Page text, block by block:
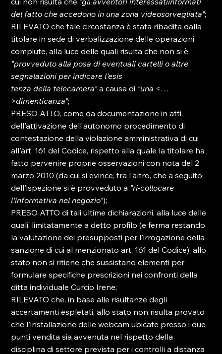
del fatto che accedono in una zona videosorvegliata";
RILEVATO che tale circostanza è stata ribadita dalla
titolare in sede di verbalizzazione delle operazioni
compiute, alla luce delle quali risulta che non si è
"provveduto alla posa di eventuali cartelli o altre
segnalazioni per indicare l'esis
tenza della telecamera" a causa di "una <…
>dimenticanza";
PRESO ATTO, come da documentazione in atti,
dell'attivazione dell'autonomo procedimento di
contestazione della violazione amministrativa di cui
all'art. 161 del Codice, rispetto alla quale la titolare ha
fatto pervenire proprie osservazioni con nota del 2
marzo 2010 (da cui si evince, tra l'altro, che a seguito
dell'ispezione si è provveduto a "ri-collocare
l'informativa nel negozio");
PRESO ATTO di tali ultime dichiarazioni, alla luce delle
quali, limitatamente a detto profilo (e ferma restando
la valutazione dei presupposti per l'irrogazione della
sanzione di cui al menzionato art. 161 del Codice), allo
stato non si ritiene che sussistano elementi per
formulare specifiche prescrizioni nei confronti della
ditta individuale Curcio Irene;
RILEVATO che, in base alle risultanze degli
accertamenti espletati, allo stato non risulta provato
che l'installazione delle webcam ubicate presso i due
punti vendita sia avvenuta nel rispetto della
disciplina di settore prevista per i controlli a distanza